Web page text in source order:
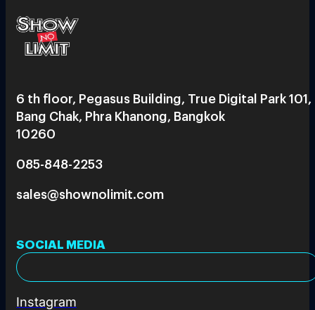
6 th floor, Pegasus Building, True Digital Park 101,
Bang Chak, Phra Khanong, Bangkok
10260
085-848-2253
sales@shownolimit.com
SOCIAL MEDIA
Instagram